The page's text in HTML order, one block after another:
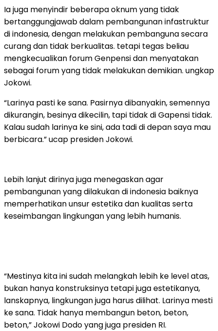
Ia juga menyindir beberapa oknum yang tidak
bertanggungjawab dalam pembangunan infastruktur
di indonesia, dengan melakukan pembanguna secara
curang dan tidak berkualitas. tetapi tegas beliau
mengkecualikan forum Genpensi dan menyatakan
sebagai forum yang tidak melakukan demikian. ungkap
Jokowi.
“Larinya pasti ke sana. Pasirnya dibanyakin, semennya
dikurangin, besinya dikecilin, tapi tidak di Gapensi tidak.
Kalau sudah larinya ke sini, ada tadi di depan saya mau
berbicara.” ucap presiden Jokowi.
Lebih lanjut dirinya juga menegaskan agar
pembangunan yang dilakukan di indonesia baiknya
memperhatikan unsur estetika dan kualitas serta
keseimbangan lingkungan yang lebih humanis.
“Mestinya kita ini sudah melangkah lebih ke level atas,
bukan hanya konstruksinya tetapi juga estetikanya,
lanskapnya, lingkungan juga harus dilihat. Larinya mesti
ke sana. Tidak hanya membangun beton, beton,
beton,” Jokowi Dodo yang juga presiden RI.